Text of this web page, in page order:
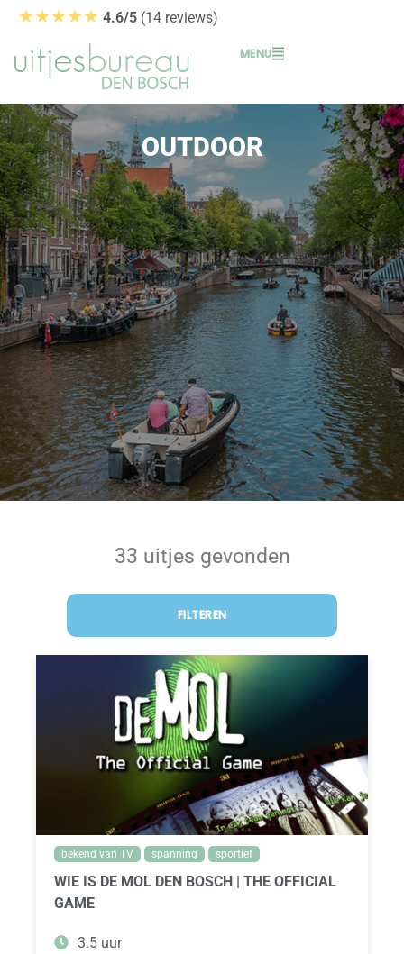
★★★★★ 4.6/5 (14 reviews)
MENU
OUTDOOR
33 uitjes gevonden
FILTEREN
bekend van TV spanning sportief
WIE IS DE MOL DEN BOSCH | THE OFFICIAL
GAME
3.5 uur